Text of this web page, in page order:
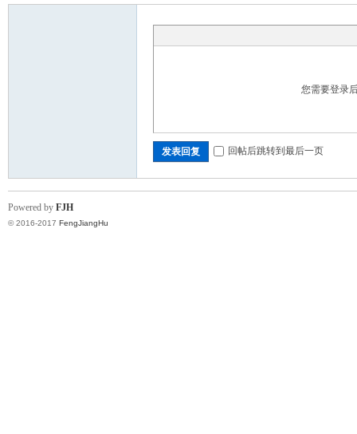
您需要登录
发表回复 回帖后跳转到最后一页
Powered by FJH
© 2016-2017 FengJiangHu